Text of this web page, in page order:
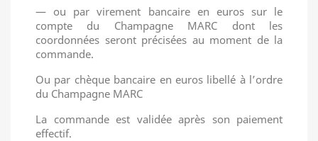
— ou par virement bancaire en euros sur le
compte du Champagne MARC dont les
coordonnées seront précisées au moment de la
commande.
Ou par chèque bancaire en euros libellé à l’ordre
du Champagne MARC
La commande est validée après son paiement
effectif.